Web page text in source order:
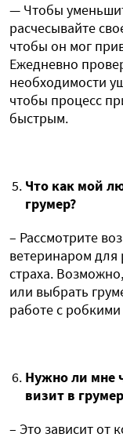
— Чтобы
расчесывайте
чтобы он мог
Ежедневно
необходимости
чтобы процесс
быстрым.
Что как мой
грумер?
– Рассмотрите
ветеринаром для
страха.
или выбрать
работе с
Нужно ли мне
визит в
– Это зависит от